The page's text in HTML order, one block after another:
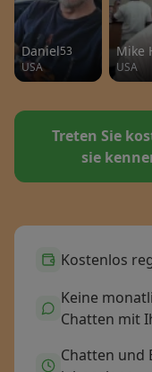
Daniel53
USA
USA
Treten Sie
sie
Kostenlos
Keine
Chatten mit
Chatten und